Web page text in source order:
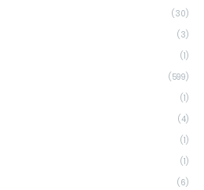
(30)
(3)
(1)
(599)
(1)
(4)
(1)
(1)
(6)